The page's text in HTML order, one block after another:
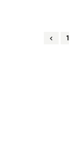
1